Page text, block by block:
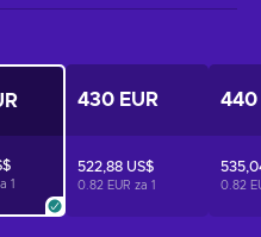
1
430 EUR
522,88 US$
0.82 EUR za 1
440
0.82